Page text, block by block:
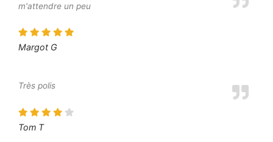
m'attendre un peu
Margot G
Très polis
Tom T